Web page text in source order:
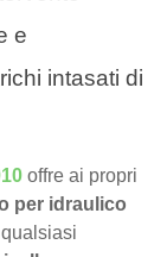
e
intasati di
offre ai propri
per idraulico